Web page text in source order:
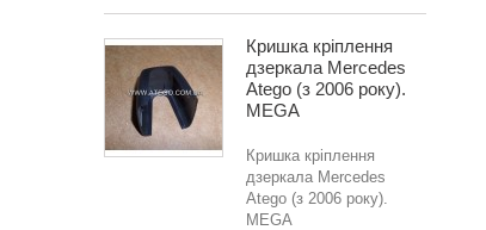
Кришка кріплення
дзеркала Mercedes
Atego (з 2006 року).
MEGA
Кришка кріплення
дзеркала Mercedes
Atego (з 2006 року).
MEGA